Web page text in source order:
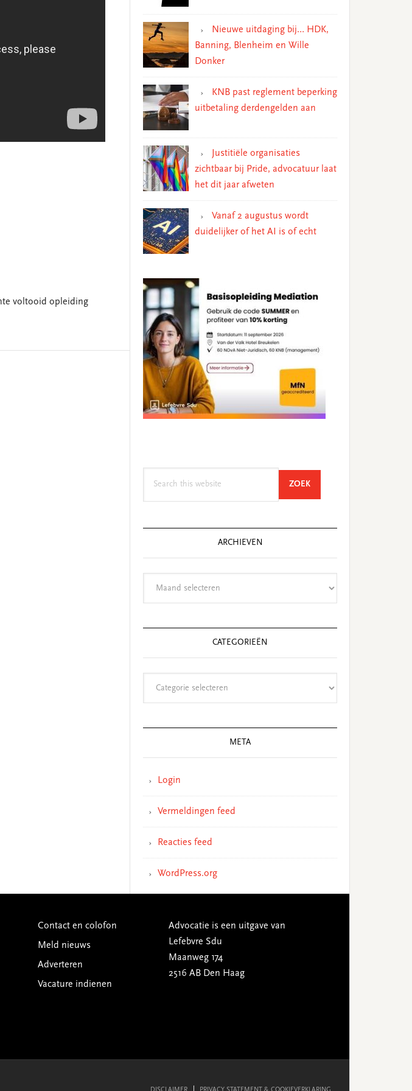
voltooid opleiding
Nieuwe uitdaging bij… HDK,
Banning, Blenheim en Wille
Donker
KNB past reglement beperking
uitbetaling derdengelden aan
Justitiële organisaties
zichtbaar bij Pride, advocatuur laat
het dit jaar afweten
Vanaf 2 augustus wordt
duidelijker of het AI is of echt
ZOEKSEARCH
ARCHIEVEN
CATEGORIEËN
META
Login
Vermeldingen feed
Reacties feed
WordPress.org
Contact en colofon
Meld nieuws
Adverteren
Vacature indienen
Advocatie is een uitgave van
Lefebvre Sdu
Maanweg 174
2516 AB Den Haag